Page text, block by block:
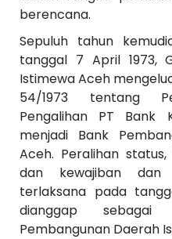
berencana.
Sepuluh tahun
tanggal 7 April 1973,
Istimewa Aceh
54/1973 tentang
Pengalihan PT Bank
menjadi Bank
Aceh. Peralihan
dan kewajiban dan
terlaksana pada
dianggap
Pembangunan Daerah